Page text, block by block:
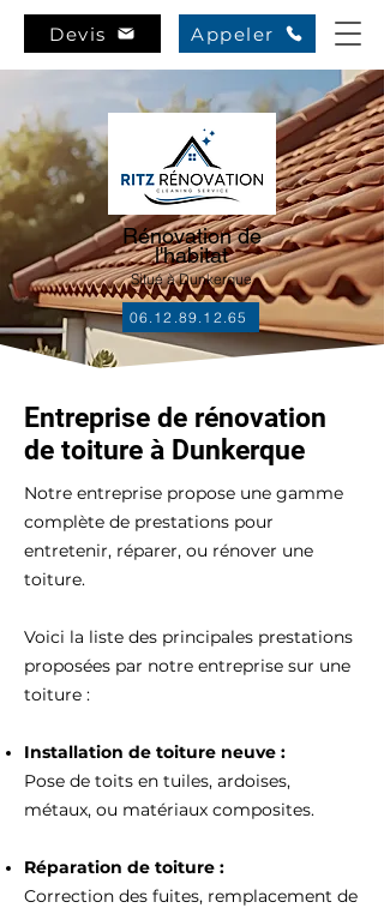
Devis Appeler
Rénovation de
l'habitat
Situé à Dunkerque
06.12.89.12.65
Entreprise de rénovation
de toiture à Dunkerque
Notre entreprise propose une gamme
complète de prestations pour
entretenir, réparer, ou rénover une
toiture.
Voici la liste des principales prestations
proposées par notre entreprise sur une
toiture :
Installation de toiture neuve :
Pose de toits en tuiles, ardoises,
métaux, ou matériaux composites.
Réparation de toiture :
Correction des fuites, remplacement de